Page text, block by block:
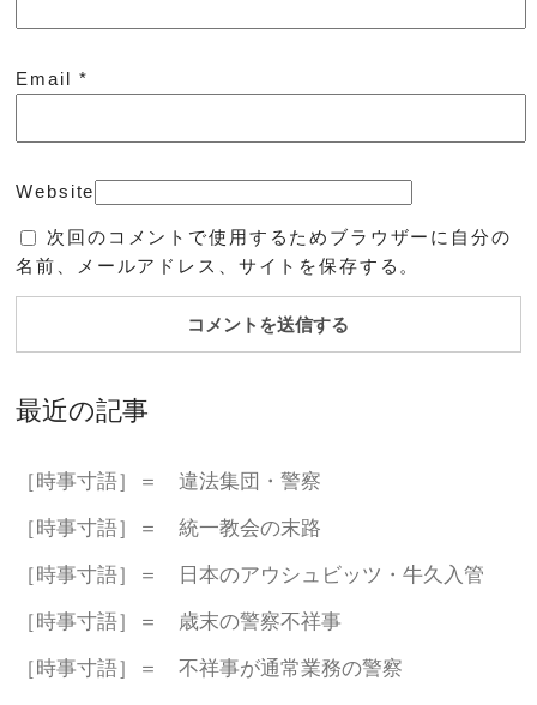
Email *
Website
次回のコメントで使用するためブラウザーに自分の
名前、メールアドレス、サイトを保存する。
最近の記事
［時事寸語］＝ 違法集団・警察
［時事寸語］＝ 統一教会の末路
［時事寸語］＝ 日本のアウシュビッツ・牛久入管
［時事寸語］＝ 歳末の警察不祥事
［時事寸語］＝ 不祥事が通常業務の警察